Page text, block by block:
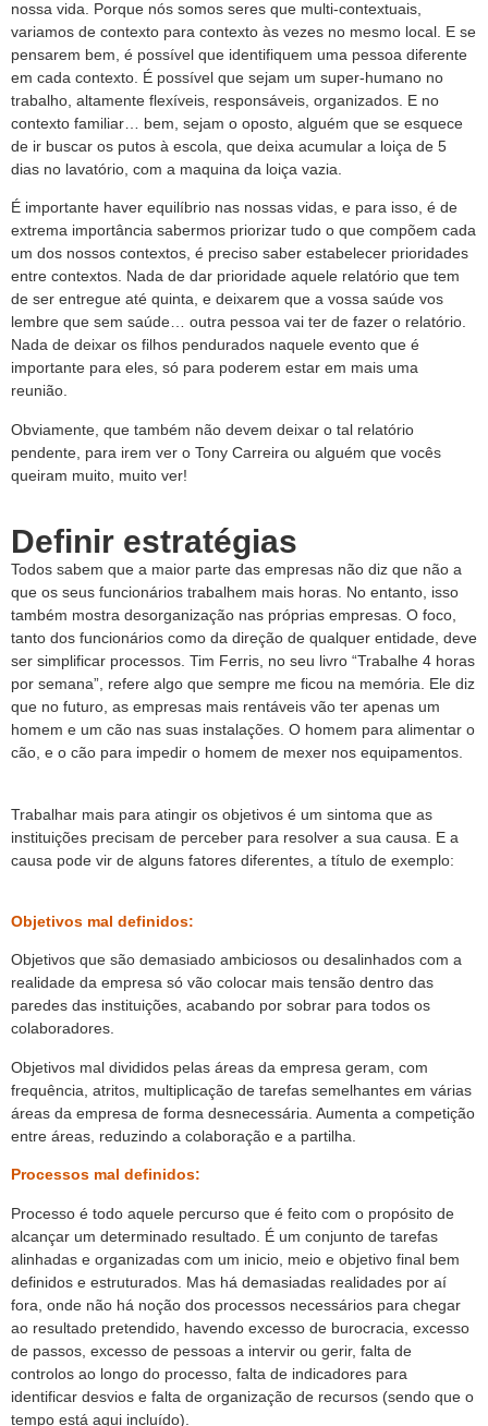
nossa vida. Porque nós somos seres que multi-contextuais,
variamos de contexto para contexto às vezes no mesmo local. E se
pensarem bem, é possível que identifiquem uma pessoa diferente
em cada contexto. É possível que sejam um super-humano no
trabalho, altamente flexíveis, responsáveis, organizados. E no
contexto familiar… bem, sejam o oposto, alguém que se esquece
de ir buscar os putos à escola, que deixa acumular a loiça de 5
dias no lavatório, com a maquina da loiça vazia.
É importante haver equilíbrio nas nossas vidas, e para isso, é de
extrema importância sabermos priorizar tudo o que compõem cada
um dos nossos contextos, é preciso saber estabelecer prioridades
entre contextos. Nada de dar prioridade aquele relatório que tem
de ser entregue até quinta, e deixarem que a vossa saúde vos
lembre que sem saúde… outra pessoa vai ter de fazer o relatório.
Nada de deixar os filhos pendurados naquele evento que é
importante para eles, só para poderem estar em mais uma
reunião.
Obviamente, que também não devem deixar o tal relatório
pendente, para irem ver o Tony Carreira ou alguém que vocês
queiram muito, muito ver!
Definir estratégias
Todos sabem que a maior parte das empresas não diz que não a
que os seus funcionários trabalhem mais horas. No entanto, isso
também mostra desorganização nas próprias empresas. O foco,
tanto dos funcionários como da direção de qualquer entidade, deve
ser simplificar processos. Tim Ferris, no seu livro “Trabalhe 4 horas
por semana”, refere algo que sempre me ficou na memória. Ele diz
que no futuro, as empresas mais rentáveis vão ter apenas um
homem e um cão nas suas instalações. O homem para alimentar o
cão, e o cão para impedir o homem de mexer nos equipamentos.
Trabalhar mais para atingir os objetivos é um sintoma que as
instituições precisam de perceber para resolver a sua causa. E a
causa pode vir de alguns fatores diferentes, a título de exemplo:
Objetivos mal definidos:
Objetivos que são demasiado ambiciosos ou desalinhados com a
realidade da empresa só vão colocar mais tensão dentro das
paredes das instituições, acabando por sobrar para todos os
colaboradores.
Objetivos mal divididos pelas áreas da empresa geram, com
frequência, atritos, multiplicação de tarefas semelhantes em várias
áreas da empresa de forma desnecessária. Aumenta a competição
entre áreas, reduzindo a colaboração e a partilha.
Processos mal definidos:
Processo é todo aquele percurso que é feito com o propósito de
alcançar um determinado resultado. É um conjunto de tarefas
alinhadas e organizadas com um inicio, meio e objetivo final bem
definidos e estruturados. Mas há demasiadas realidades por aí
fora, onde não há noção dos processos necessários para chegar
ao resultado pretendido, havendo excesso de burocracia, excesso
de passos, excesso de pessoas a intervir ou gerir, falta de
controlos ao longo do processo, falta de indicadores para
identificar desvios e falta de organização de recursos (sendo que o
tempo está aqui incluído).